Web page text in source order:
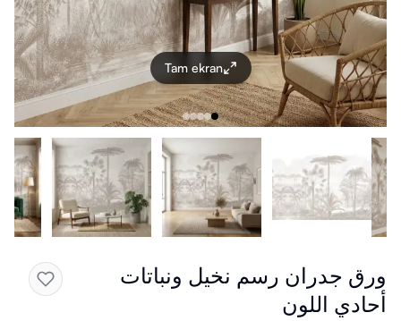
Tam ekran
ورق جدران رسم نخيل ونباتات
أحادي اللون